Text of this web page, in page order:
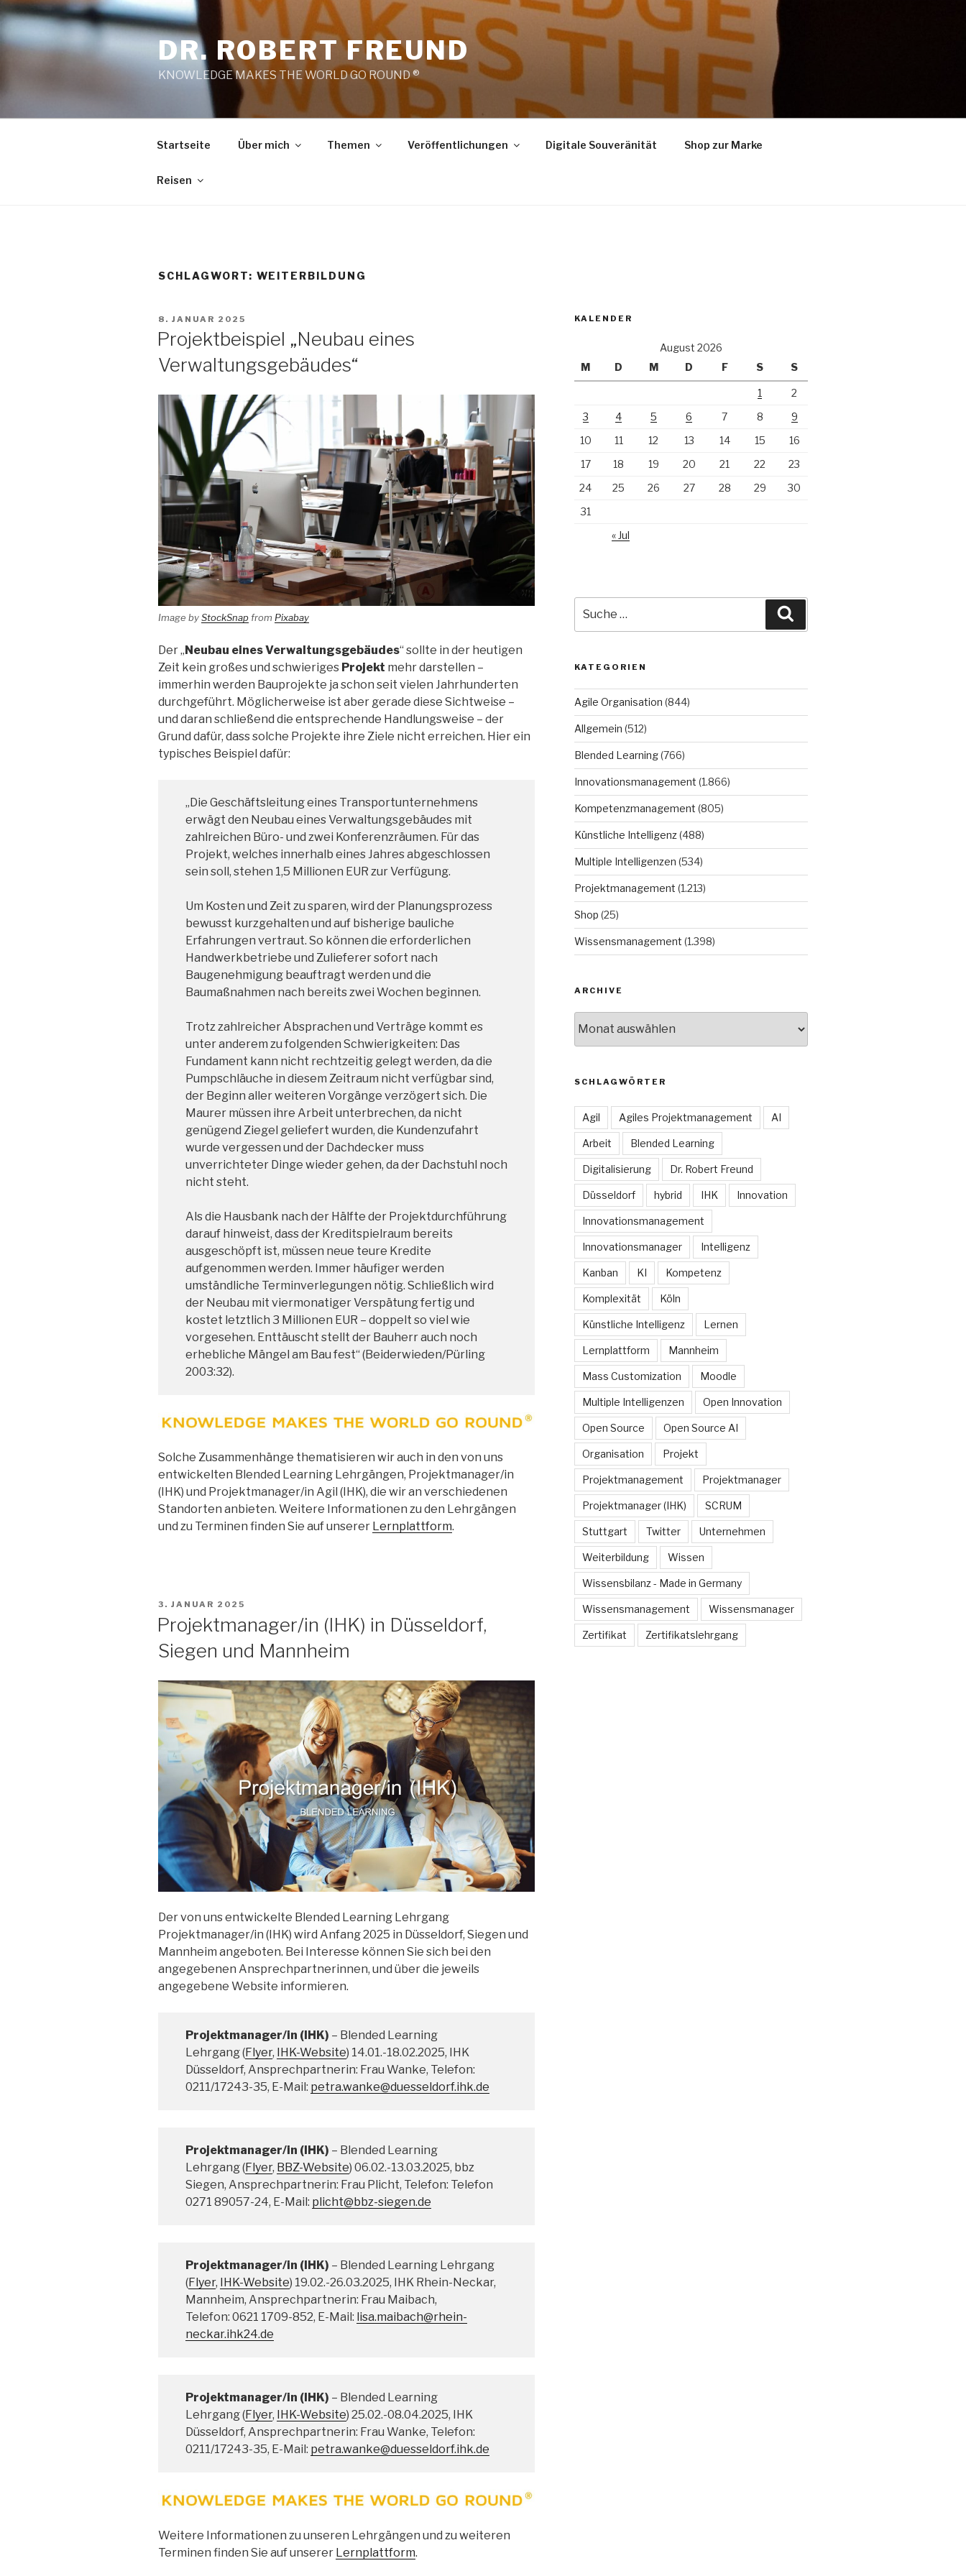
Zum
Inhalt
springen
DR. ROBERT FREUND
KNOWLEDGE MAKES THE WORLD GO ROUND ®
Startseite Über mich Themen Veröffentlichungen Digitale Souveränität Shop zur Marke
Reisen
SCHLAGWORT: WEITERBILDUNG
VERÖFFENTLICHT
8. JANUAR 2025
Projektbeispiel „Neubau eines
Verwaltungsgebäudes“
Image byStockSnapfrom Pixabay
Der „Neubau eines Verwaltungsgebäudes“ sollte in der heutigen
Zeit kein großes und schwieriges Projekt mehr darstellen –
immerhin werden Bauprojekte ja schon seit vielen Jahrhunderten
durchgeführt. Möglicherweise ist aber gerade diese Sichtweise –
und daran schließend die entsprechende Handlungsweise – der
Grund dafür, dass solche Projekte ihre Ziele nicht erreichen. Hier ein
typisches Beispiel dafür:
„Die Geschäftsleitung eines Transportunternehmens
erwägt den Neubau eines Verwaltungsgebäudes mit
zahlreichen Büro- und zwei Konferenzräumen. Für das
Projekt, welches innerhalb eines Jahres abgeschlossen
sein soll, stehen 1,5 Millionen EUR zur Verfügung.
Um Kosten und Zeit zu sparen, wird der Planungsprozess
bewusst kurzgehalten und auf bisherige bauliche
Erfahrungen vertraut. So können die erforderlichen
Handwerkbetriebe und Zulieferer sofort nach
Baugenehmigung beauftragt werden und die
Baumaßnahmen nach bereits zwei Wochen beginnen.
Trotz zahlreicher Absprachen und Verträge kommt es
unter anderem zu folgenden Schwierigkeiten: Das
Fundament kann nicht rechtzeitig gelegt werden, da die
Pumpschläuche in diesem Zeitraum nicht verfügbar sind,
der Beginn aller weiteren Vorgänge verzögert sich. Die
Maurer müssen ihre Arbeit unterbrechen, da nicht
genügend Ziegel geliefert wurden, die Kundenzufahrt
wurde vergessen und der Dachdecker muss
unverrichteter Dinge wieder gehen, da der Dachstuhl noch
nicht steht.
Als die Hausbank nach der Hälfte der Projektdurchführung
darauf hinweist, dass der Kreditspielraum bereits
ausgeschöpft ist, müssen neue teure Kredite
aufgenommen werden. Immer häufiger werden
umständliche Terminverlegungen nötig. Schließlich wird
der Neubau mit viermonatiger Verspätung fertig und
kostet letztlich 3 Millionen EUR – doppelt so viel wie
vorgesehen. Enttäuscht stellt der Bauherr auch noch
erhebliche Mängel am Bau fest“ (Beiderwieden/Pürling
2003:32).
Solche Zusammenhänge thematisieren wir auch in den von uns
entwickelten Blended Learning Lehrgängen, Projektmanager/in
(IHK) und Projektmanager/in Agil (IHK), die wir an verschiedenen
Standorten anbieten. Weitere Informationen zu den Lehrgängen
und zu Terminen finden Sie auf unserer Lernplattform.
VERÖFFENTLICHT
3. JANUAR 2025
Projektmanager/in (IHK) in Düsseldorf,
Siegen und Mannheim
Der von uns entwickelte Blended Learning Lehrgang
Projektmanager/in (IHK) wird Anfang 2025 in Düsseldorf, Siegen und
Mannheim angeboten. Bei Interesse können Sie sich bei den
angegebenen Ansprechpartnerinnen, und über die jeweils
angegebene Website informieren.
Projektmanager/in (IHK) – Blended Learning
Lehrgang (Flyer, IHK-Website) 14.01.-18.02.2025, IHK
Düsseldorf, Ansprechpartnerin: Frau Wanke, Telefon:
0211/17243-35, E-Mail: petra.wanke@duesseldorf.ihk.de
Projektmanager/in (IHK) – Blended Learning
Lehrgang (Flyer, BBZ-Website) 06.02.-13.03.2025, bbz
Siegen, Ansprechpartnerin: Frau Plicht, Telefon: Telefon
0271 89057-24, E-Mail: plicht@bbz-siegen.de
Projektmanager/in (IHK) – Blended Learning Lehrgang
(Flyer, IHK-Website) 19.02.-26.03.2025, IHK Rhein-Neckar,
Mannheim, Ansprechpartnerin: Frau Maibach,
Telefon: 0621 1709-852, E-Mail: lisa.maibach@rhein-
neckar.ihk24.de
Projektmanager/in (IHK) – Blended Learning
Lehrgang (Flyer, IHK-Website) 25.02.-08.04.2025, IHK
Düsseldorf, Ansprechpartnerin: Frau Wanke, Telefon:
0211/17243-35, E-Mail: petra.wanke@duesseldorf.ihk.de
Weitere Informationen zu unseren Lehrgängen und zu weiteren
Terminen finden Sie auf unserer Lernplattform.
KALENDER
August 2026
M
D M D F S S
1
2
3
4 5 6 7 8
9
10
11 12 13 14 15
16
17
18 19 20 21 22
23
24
25 26 27 28 29
30
31
« Jul
nach:
KATEGORIEN
Agile Organisation (844)
Allgemein (512)
Blended Learning(766)
Innovationsmanagement (1.866)
Kompetenzmanagement (805)
Künstliche Intelligenz(488)
Multiple Intelligenzen (534)
Projektmanagement (1.213)
Shop (25)
Wissensmanagement (1.398)
ARCHIVE
SCHLAGWÖRTER
Agil Agiles Projektmanagement AI
Arbeit Blended Learning
Digitalisierung Dr. Robert Freund
Düsseldorf hybrid IHK Innovation
Innovationsmanagement
Innovationsmanager Intelligenz
Kanban KI Kompetenz
Komplexität Köln
Künstliche Intelligenz Lernen
Lernplattform Mannheim
Mass Customization Moodle
Multiple Intelligenzen Open Innovation
Open Source Open Source AI
Organisation Projekt
Projektmanagement Projektmanager
Projektmanager (IHK) SCRUM
Stuttgart Twitter Unternehmen
Weiterbildung Wissen
Wissensbilanz - Made in Germany
Wissensmanagement Wissensmanager
Zertifikat Zertifikatslehrgang